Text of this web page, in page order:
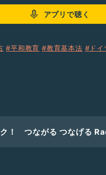
アプリで聴く
#平和教育 #教育基本法 #ドイ
ud/authors/
豊
ク！ つながる つなげる